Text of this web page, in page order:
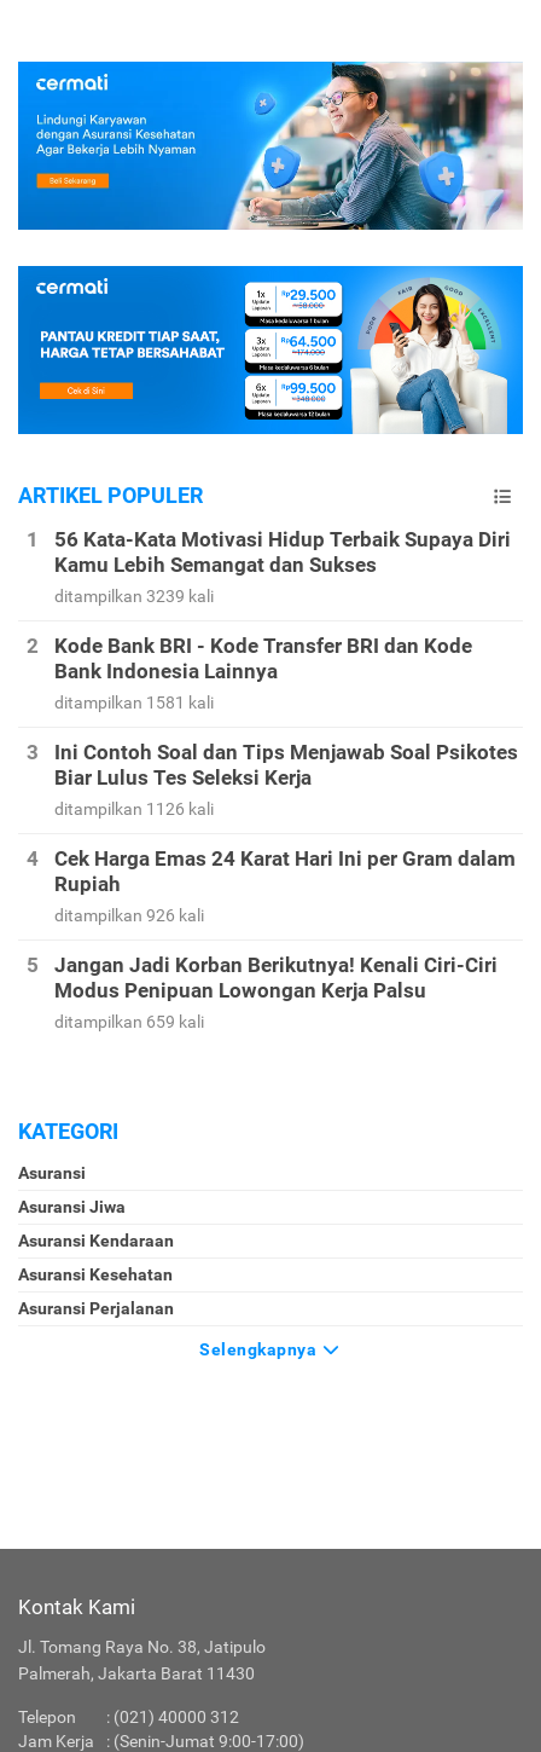
ARTIKEL POPULER
56 Kata-Kata Motivasi Hidup Terbaik Supaya Diri
Kamu Lebih Semangat dan Sukses
ditampilkan 3239 kali
Kode Bank BRI - Kode Transfer BRI dan Kode
Bank Indonesia Lainnya
ditampilkan 1581 kali
Ini Contoh Soal dan Tips Menjawab Soal Psikotes
Biar Lulus Tes Seleksi Kerja
ditampilkan 1126 kali
Cek Harga Emas 24 Karat Hari Ini per Gram dalam
Rupiah
ditampilkan 926 kali
Jangan Jadi Korban Berikutnya! Kenali Ciri-Ciri
Modus Penipuan Lowongan Kerja Palsu
ditampilkan 659 kali
KATEGORI
Asuransi
Asuransi Jiwa
Asuransi Kendaraan
Asuransi Kesehatan
Asuransi Perjalanan
Selengkapnya
Kontak Kami
Jl. Tomang Raya No. 38, Jatipulo
Palmerah, Jakarta Barat 11430
Telepon : (021) 40000 312
Jam Kerja
: (Senin-Jumat 9:00-17:00)